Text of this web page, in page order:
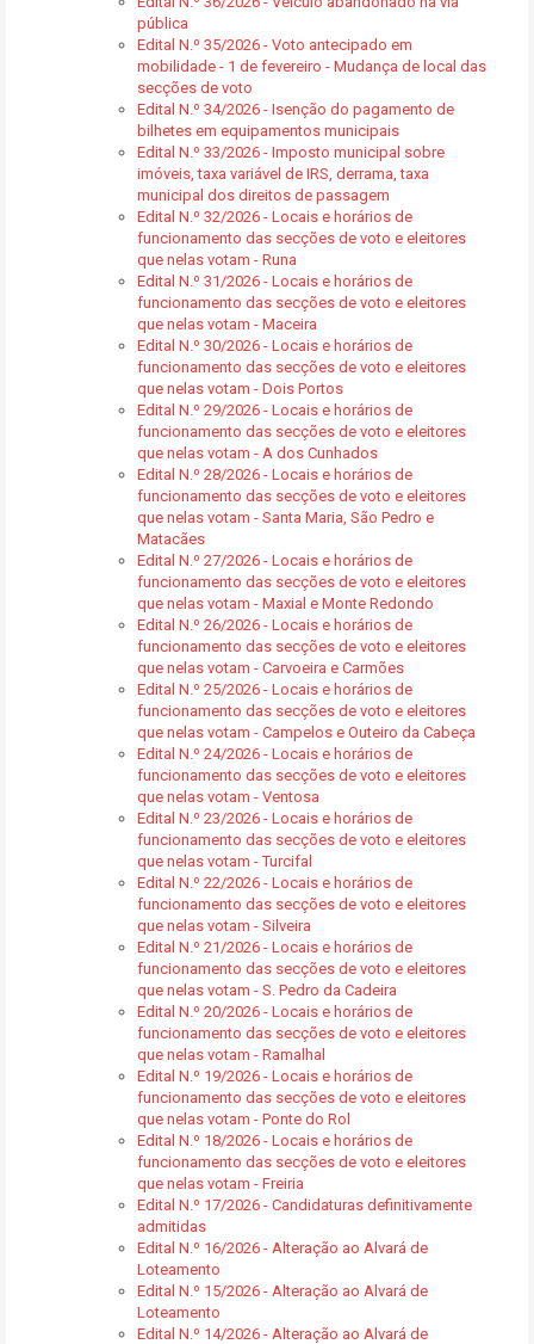
pública
Edital N.º 35/2026 - Voto antecipado em
mobilidade - 1 de fevereiro - Mudança de local das
secções de voto
Edital N.º 34/2026 - Isenção do pagamento de
bilhetes em equipamentos municipais
Edital N.º 33/2026 - Imposto municipal sobre
imóveis, taxa variável de IRS, derrama, taxa
municipal dos direitos de passagem
Edital N.º 32/2026 - Locais e horários de
funcionamento das secções de voto e eleitores
que nelas votam - Runa
Edital N.º 31/2026 - Locais e horários de
funcionamento das secções de voto e eleitores
que nelas votam - Maceira
Edital N.º 30/2026 - Locais e horários de
funcionamento das secções de voto e eleitores
que nelas votam - Dois Portos
Edital N.º 29/2026 - Locais e horários de
funcionamento das secções de voto e eleitores
que nelas votam - A dos Cunhados
Edital N.º 28/2026 - Locais e horários de
funcionamento das secções de voto e eleitores
que nelas votam - Santa Maria, São Pedro e
Matacães
Edital N.º 27/2026 - Locais e horários de
funcionamento das secções de voto e eleitores
que nelas votam - Maxial e Monte Redondo
Edital N.º 26/2026 - Locais e horários de
funcionamento das secções de voto e eleitores
que nelas votam - Carvoeira e Carmões
Edital N.º 25/2026 - Locais e horários de
funcionamento das secções de voto e eleitores
que nelas votam - Campelos e Outeiro da Cabeça
Edital N.º 24/2026 - Locais e horários de
funcionamento das secções de voto e eleitores
que nelas votam - Ventosa
Edital N.º 23/2026 - Locais e horários de
funcionamento das secções de voto e eleitores
que nelas votam - Turcifal
Edital N.º 22/2026 - Locais e horários de
funcionamento das secções de voto e eleitores
que nelas votam - Silveira
Edital N.º 21/2026 - Locais e horários de
funcionamento das secções de voto e eleitores
que nelas votam - S. Pedro da Cadeira
Edital N.º 20/2026 - Locais e horários de
funcionamento das secções de voto e eleitores
que nelas votam - Ramalhal
Edital N.º 19/2026 - Locais e horários de
funcionamento das secções de voto e eleitores
que nelas votam - Ponte do Rol
Edital N.º 18/2026 - Locais e horários de
funcionamento das secções de voto e eleitores
que nelas votam - Freiria
Edital N.º 17/2026 - Candidaturas definitivamente
admitidas
Edital N.º 16/2026 - Alteração ao Alvará de
Loteamento
Edital N.º 15/2026 - Alteração ao Alvará de
Loteamento
Edital N.º 14/2026 - Alteração ao Alvará de